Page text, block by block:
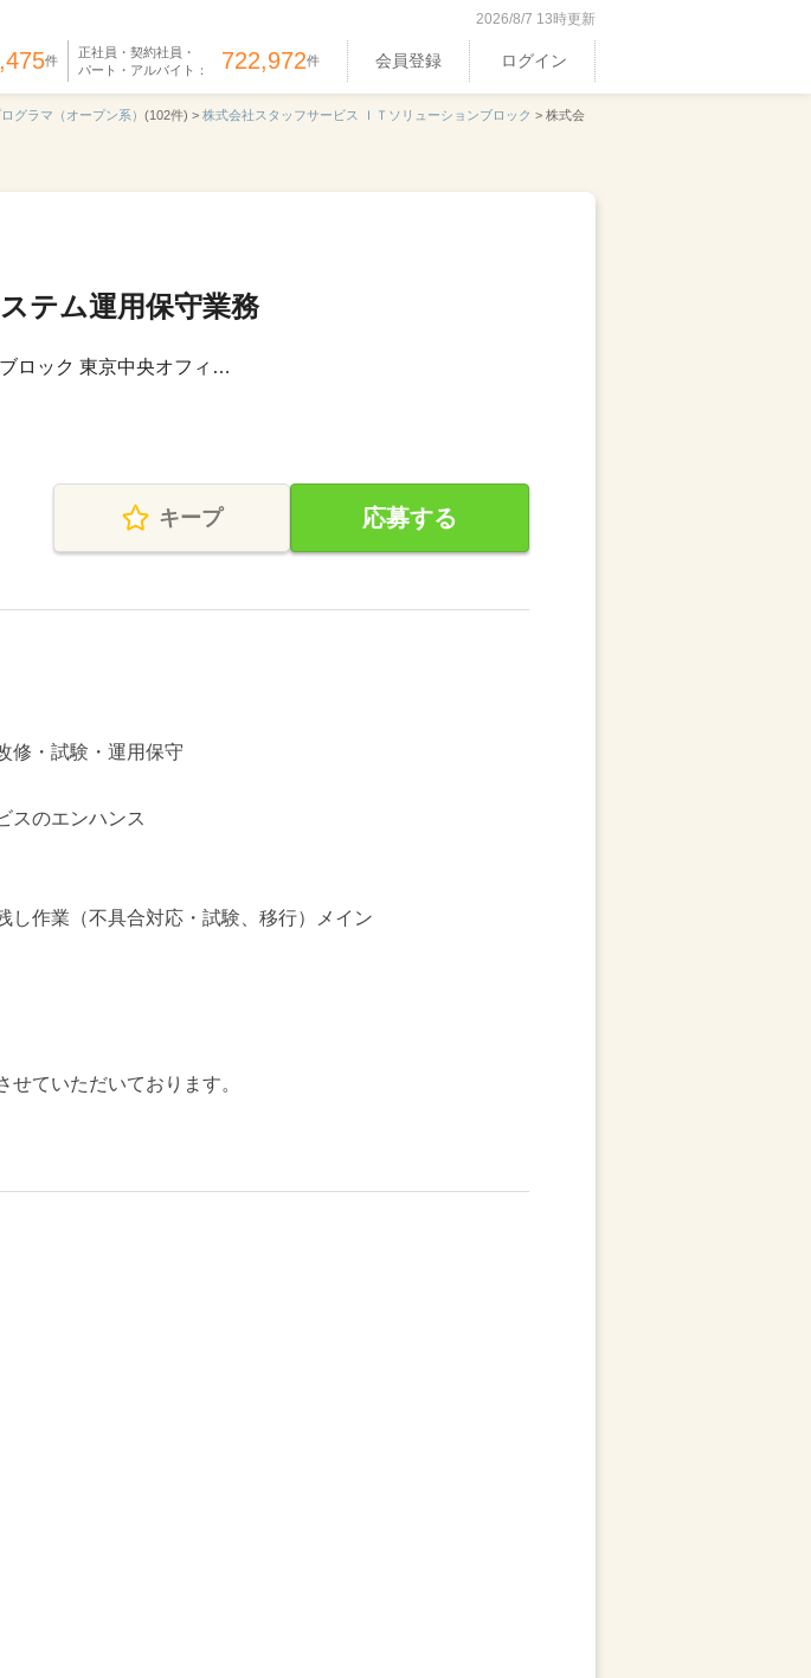
2026/8/7 13時更新
件
正社員・契約社員・
パート・アルバイト： 722,972件 会員登録 ログイン
グラマ（オープン系） (102件) > 株式会社スタッフサービス ＩＴソリューションブロック > 株式会
テム運用保守業務
ロック 東京中央オフィ…
キープ 応募する
修・試験・運用保守
スのエンハンス
作業（不具合対応・試験、移行）メイン
ていただいております。